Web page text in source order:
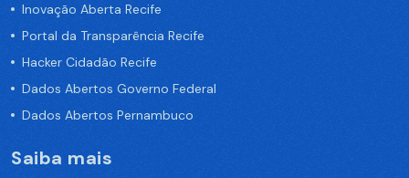
Inovação Aberta Recife
Portal da Transparência Recife
Hacker Cidadão Recife
Dados Abertos Governo Federal
Dados Abertos Pernambuco
Saiba mais